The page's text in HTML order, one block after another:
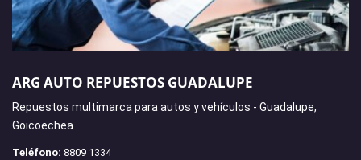
ARG AUTO REPUESTOS GUADALUPE
Repuestos multimarca para autos y vehículos - Guadalupe,
Goicoechea
Teléfono: 8809 1334